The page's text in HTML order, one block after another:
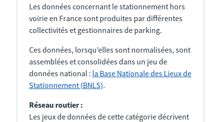
Les données concernant le stationnement hors
voirie en France sont produites par différentes
collectivités et gestionnaires de parking.
Ces données, lorsqu’elles sont normalisées, sont
assemblées et consolidées dans un jeu de
données national : la Base Nationale des Lieux de
Stationnement (BNLS).
Réseau routier :
Les jeux de données de cette catégorie décrivent